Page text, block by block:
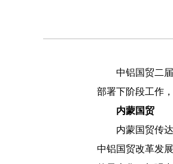
中铝国贸二
部署下阶段工作
内蒙国贸
内蒙国贸传
中铝国贸改革发